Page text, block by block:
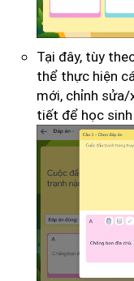
Tại đây, tùy
thể thực hiện
mới, chỉnh
tiết để học sinh